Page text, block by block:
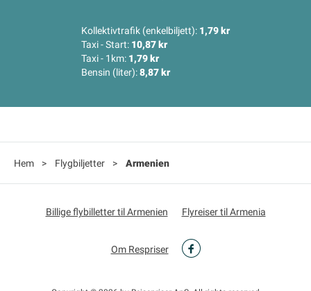
Kollektivtrafik (enkelbiljett): 1,79 kr
Taxi - Start: 10,87 kr
Taxi - 1km: 1,79 kr
Bensin (liter):8,87 kr
Hem > Flygbiljetter > Armenien
Billige flybilletter til Armenien Flyreiser til Armenia
Om Respriser